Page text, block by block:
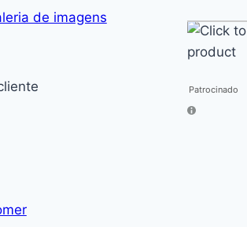
de imagens
to
learn
Patrocinado